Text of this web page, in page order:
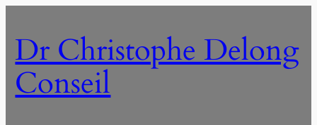
contenu
Dr Christophe Delong
Conseil